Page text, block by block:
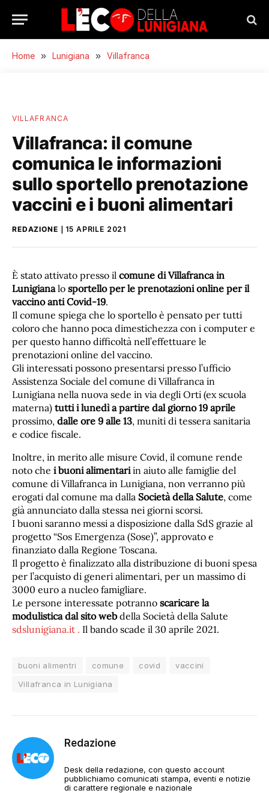
Home » Lunigiana » Villafranca
VILLAFRANCA
Villafranca: il comune
comunica le informazioni
sullo sportello prenotazione
vaccini e i buoni alimentari
REDAZIONE 15 APRILE 2021
È stato attivato presso il comune di Villafranca in
Lunigianalo sportello per le prenotazioni online per il
vaccino anti Covid-19.
Il comune spiega che lo sportello è pensato per tutti
coloro che hanno poca dimestichezza con i computer e
per questo hanno difficoltà nell’effettuare le
prenotazioni online del vaccino.
Gli interessati possono presentarsi presso l’ufficio
Assistenza Sociale del comune di Villafranca in
Lunigiana nella nuova sede in via degli Orti (ex scuola
materna) tutti i lunedì a partire dal giorno 19 aprile
prossimo, dalle ore 9 alle 13, muniti di tessera sanitaria
e codice fiscale.
Inoltre, in merito alle misure Covid, il comune rende
noto che i buoni alimentariin aiuto alle famiglie del
comune di Villafranca in Lunigiana, non verranno più
erogati dal comune ma dalla Società della Salute, come
già annunciato dalla stessa nei giorni scorsi.
I buoni saranno messi a disposizione dalla SdS grazie al
progetto “Sos Emergenza (Sose)”, approvato e
finanziato dalla Regione Toscana.
Il progetto è finalizzato alla distribuzione di buoni spesa
per l’acquisto di generi alimentari, per un massimo di
3000 euro a nucleo famigliare.
Le persone interessate potranno scaricare la
modulistica dal sito webdella Società della Salute
sdslunigiana.it . Il bando scade il 30 aprile 2021.
buoni alimentri comune covid
vaccini
Villafranca in Lunigiana
Redazione
Desk della redazione, con questo account
pubblichiamo comunicati stampa, eventi e notizie
di carattere regionale e nazionale